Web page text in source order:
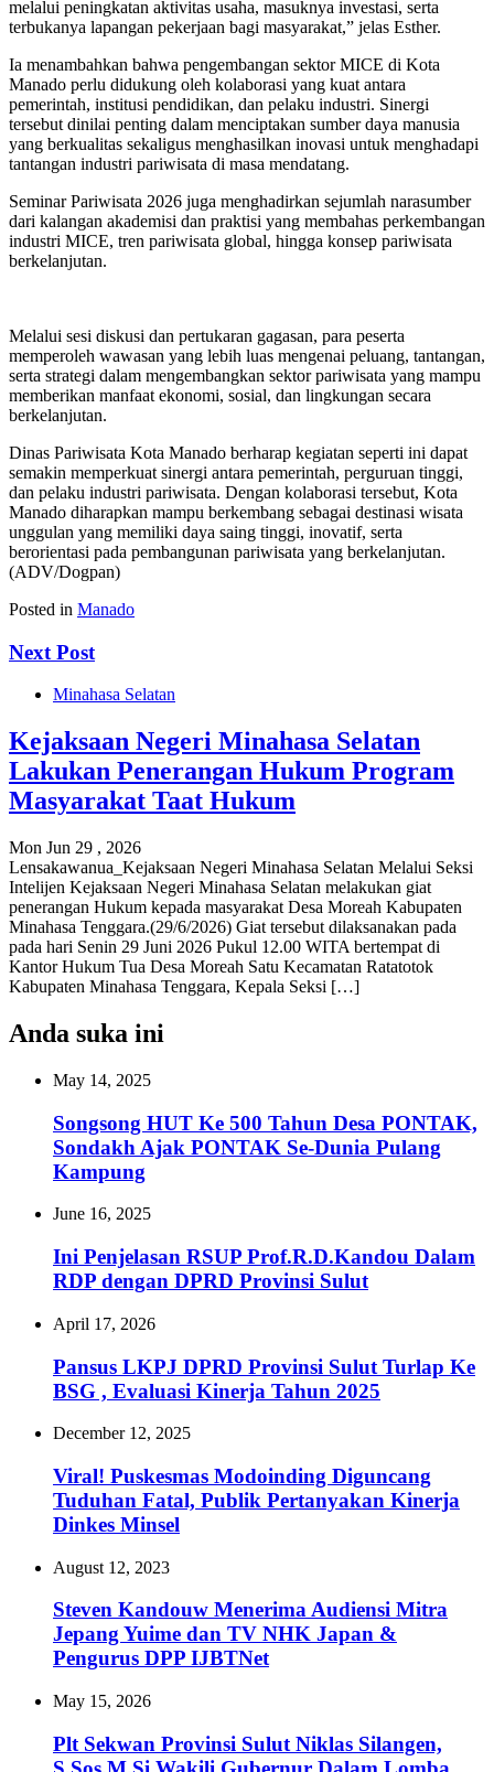
melalui peningkatan aktivitas usaha, masuknya investasi, serta
terbukanya lapangan pekerjaan bagi masyarakat,” jelas Esther.
Ia menambahkan bahwa pengembangan sektor MICE di Kota
Manado perlu didukung oleh kolaborasi yang kuat antara
pemerintah, institusi pendidikan, dan pelaku industri. Sinergi
tersebut dinilai penting dalam menciptakan sumber daya manusia
yang berkualitas sekaligus menghasilkan inovasi untuk menghadapi
tantangan industri pariwisata di masa mendatang.
Seminar Pariwisata 2026 juga menghadirkan sejumlah narasumber
dari kalangan akademisi dan praktisi yang membahas perkembangan
industri MICE, tren pariwisata global, hingga konsep pariwisata
berkelanjutan.
Melalui sesi diskusi dan pertukaran gagasan, para peserta
memperoleh wawasan yang lebih luas mengenai peluang, tantangan,
serta strategi dalam mengembangkan sektor pariwisata yang mampu
memberikan manfaat ekonomi, sosial, dan lingkungan secara
berkelanjutan.
Dinas Pariwisata Kota Manado berharap kegiatan seperti ini dapat
semakin memperkuat sinergi antara pemerintah, perguruan tinggi,
dan pelaku industri pariwisata. Dengan kolaborasi tersebut, Kota
Manado diharapkan mampu berkembang sebagai destinasi wisata
unggulan yang memiliki daya saing tinggi, inovatif, serta
berorientasi pada pembangunan pariwisata yang berkelanjutan.
(ADV/Dogpan)
Posted in Manado
Next Post
Minahasa Selatan
Kejaksaan Negeri Minahasa Selatan
Lakukan Penerangan Hukum Program
Masyarakat Taat Hukum
Mon Jun 29 , 2026
Lensakawanua_Kejaksaan Negeri Minahasa Selatan Melalui Seksi
Intelijen Kejaksaan Negeri Minahasa Selatan melakukan giat
penerangan Hukum kepada masyarakat Desa Moreah Kabupaten
Minahasa Tenggara.(29/6/2026) Giat tersebut dilaksanakan pada
pada hari Senin 29 Juni 2026 Pukul 12.00 WITA bertempat di
Kantor Hukum Tua Desa Moreah Satu Kecamatan Ratatotok
Kabupaten Minahasa Tenggara, Kepala Seksi […]
Anda suka ini
May 14, 2025
Songsong HUT Ke 500 Tahun Desa PONTAK,
Sondakh Ajak PONTAK Se-Dunia Pulang
Kampung
June 16, 2025
Ini Penjelasan RSUP Prof.R.D.Kandou Dalam
RDP dengan DPRD Provinsi Sulut
April 17, 2026
Pansus LKPJ DPRD Provinsi Sulut Turlap Ke
BSG , Evaluasi Kinerja Tahun 2025
December 12, 2025
Viral! Puskesmas Modoinding Diguncang
Tuduhan Fatal, Publik Pertanyakan Kinerja
Dinkes Minsel
August 12, 2023
Steven Kandouw Menerima Audiensi Mitra
Jepang Yuime dan TV NHK Japan &
Pengurus DPP IJBTNet
May 15, 2026
Plt Sekwan Provinsi Sulut Niklas Silangen,